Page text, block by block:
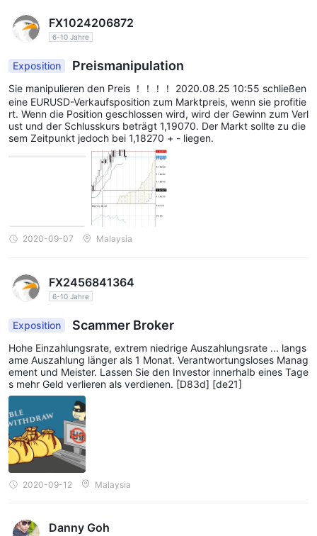
FX1024206872
6-10 Jahre
Exposition Preismanipulation
Sie manipulieren den Preis ！！！！ 2020.08.25 10:55 schließen
eine EURUSD-Verkaufsposition zum Marktpreis, wenn sie profitie
rt. Wenn die Position geschlossen wird, wird der Gewinn zum Verl
ust und der Schlusskurs beträgt 1,19070. Der Markt sollte zu die
sem Zeitpunkt jedoch bei 1,18270 + - liegen.
2020-09-07 Malaysia
FX2456841364
6-10 Jahre
Exposition Scammer Broker
Hohe Einzahlungsrate, extrem niedrige Auszahlungsrate ... langs
ame Auszahlung länger als 1 Monat. Verantwortungsloses Manag
ement und Meister. Lassen Sie den Investor innerhalb eines Tage
s mehr Geld verlieren als verdienen. [D83d] [de21]
2020-09-12 Malaysia
Danny Goh